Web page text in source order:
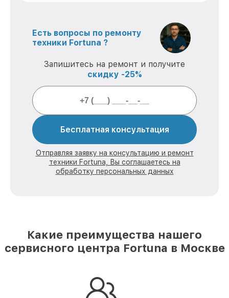
Есть вопросы по ремонту
техники Fortuna ?
Запишитесь на ремонт и получите
скидку -25%
Бесплатная консультация
Отправляя заявку на консультацию и ремонт
техники Fortuna, Вы соглашаетесь на
обработку персональных данных
Какие преимущества нашего
сервисного центра Fortuna в Москве